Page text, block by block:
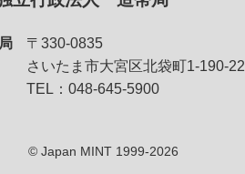
〒330-0835
さいたま市大宮区北袋町1-190-22
TEL：048-645-5900
© Japan MINT 1999-2026